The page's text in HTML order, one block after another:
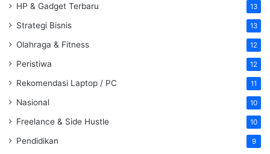
HP & Gadget Terbaru 13
Strategi Bisnis 13
Olahraga & Fitness 12
Peristiwa 12
Rekomendasi Laptop / PC 11
Nasional 10
Freelance & Side Hustle 10
Pendidikan 9